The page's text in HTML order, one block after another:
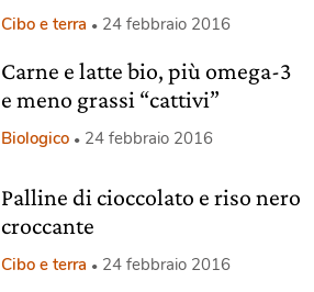
Cibo e terra 24 febbraio 2016
Carne e latte bio, più omega-3
e meno grassi “cattivi”
Biologico 24 febbraio 2016
Palline di cioccolato e riso nero
croccante
Cibo e terra 24 febbraio 2016